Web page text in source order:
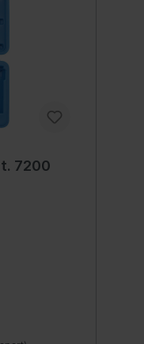
7200